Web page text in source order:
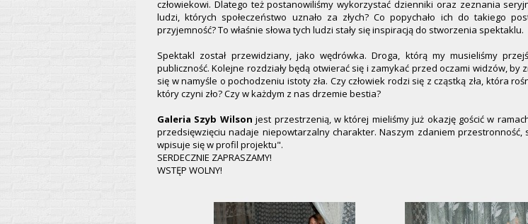
człowiekowi. Dlatego też postanowiliśmy wykorzystać dzienniki oraz zeznania
ludzi, których społeczeństwo uznało za złych? Co popychało ich do takiego
przyjemność? To właśnie słowa tych ludzi stały się inspiracją do stworzenia spektaklu.
Spektakl został przewidziany, jako wędrówka. Droga, którą my musieliśmy
publiczność. Kolejne rozdziały będą otwierać się i zamykać przed oczami widzów,
się w namyśle o pochodzeniu istoty zła. Czy człowiek rodzi się z cząstką zła, która
który czyni zło? Czy w każdym z nas drzemie bestia?
Galeria Szyb Wilson jest przestrzenią, w której mieliśmy już okazję gościć w
przedsięwzięciu nadaje niepowtarzalny charakter. Naszym zdaniem
wpisuje się w profil projektu".
SERDECZNIE ZAPRASZAMY!
WSTĘP WOLNY!